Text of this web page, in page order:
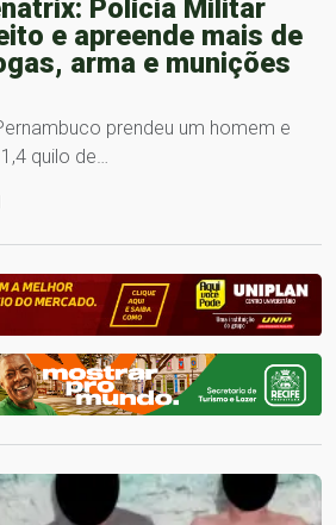
Polícia Militar
e apreende mais de
arma e munições
prendeu um homem e
quilo de…